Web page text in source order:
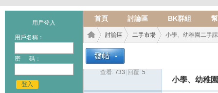
用戶登入
用戶名稱：
密 碼：
登入
首頁 討論區 BK群組
討論區
›
二手市場 小學、幼稚園二手
查看: 733 回覆: 5
小學、幼稚